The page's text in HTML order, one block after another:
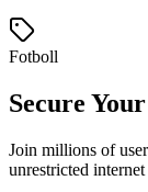
Fotboll
Secure
Join millions of
unrestricted internet